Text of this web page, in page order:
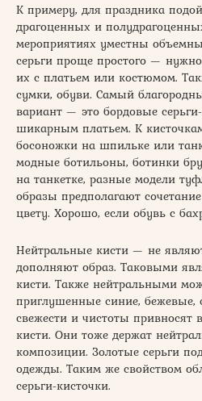
К примеру, для праздника
драгоценных и
мероприятиях уместны
серьги проще простого —
их с платьем или костюмом.
сумки, обуви. Самый
вариант — это бордовые
шикарным платьем. К
босоножки на шпильке или
модные ботильоны, ботинки
на танкетке, разные модели
образы предполагают
цвету. Хорошо, если обувь с
Нейтральные кисти — не
дополняют образ. Таковыми
кисти. Также нейтральными
приглушенные синие, бежевые,
свежести и чистоты привносят
кисти. Они тоже держат
композиции. Золотые серьги
одежды. Таким же свойством
серьги-кисточки.